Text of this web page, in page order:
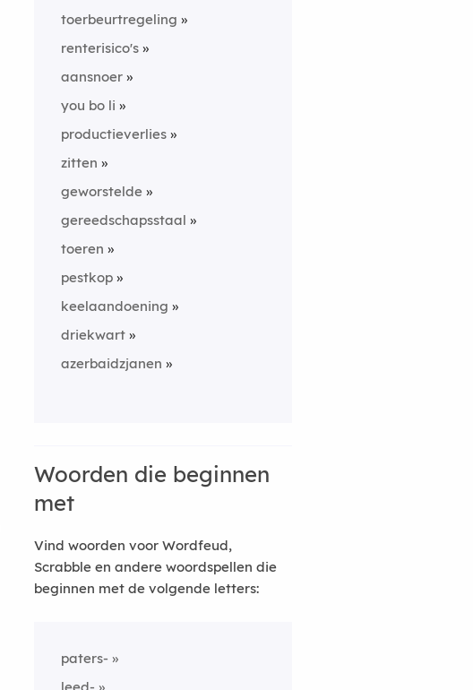
toerbeurtregeling
renterisico's
aansnoer
you bo li
productieverlies
zitten
geworstelde
gereedschapsstaal
toeren
pestkop
keelaandoening
driekwart
azerbaidzjanen
Woorden die beginnen
met
Vind woorden voor Wordfeud,
Scrabble en andere woordspellen die
beginnen met de volgende letters:
paters-